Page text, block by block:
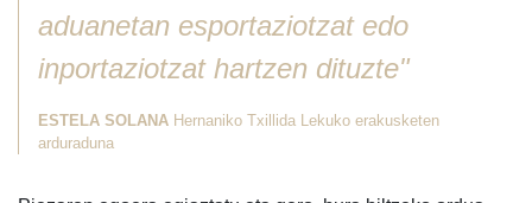
aduanetan esportaziotzat edo
inportaziotzat hartzen dituzte"
ESTELA SOLANA Hernaniko Txillida Lekuko erakusketen
arduraduna